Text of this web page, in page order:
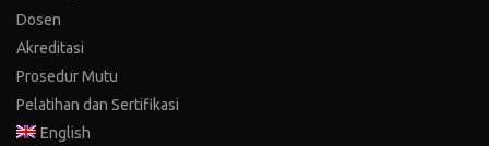
Dosen
Akreditasi
Prosedur Mutu
Pelatihan dan Sertifikasi
English